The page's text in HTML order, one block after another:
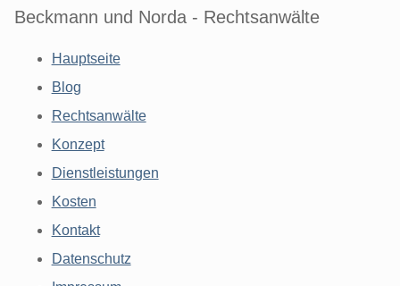
Beckmann und Norda - Rechtsanwälte
Hauptseite
Blog
Rechtsanwälte
Konzept
Dienstleistungen
Kosten
Kontakt
Datenschutz